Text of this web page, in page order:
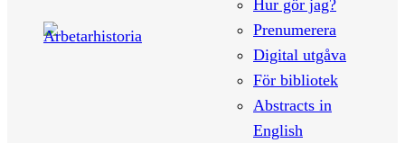
Hur gör jag?
Prenumerera
Digital utgåva
För bibliotek
Abstracts in
English